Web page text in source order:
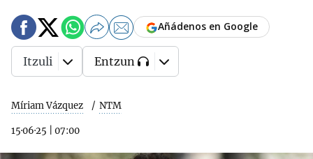
Míriam Vázquez NTM
15·06·25 07:00
Añádenos en Google
Itzuli Entzun